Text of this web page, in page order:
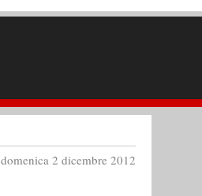
domenica 2 dicembre 2012